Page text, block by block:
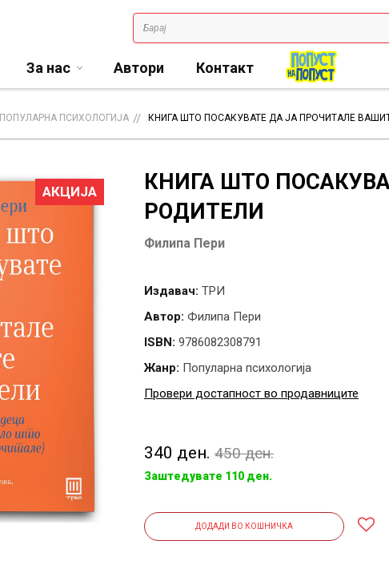
За нас Автори Контакт
ПОПУЛАРНА ПСИХОЛОГИЈА КНИГА ШТО ПОСАКУВАТЕ ДА ЈА ПРОЧИТАЛЕ
АКЦИЈА
КНИГА ШТО
РОДИТЕЛИ
Филипа Пери
Издавач: ТРИ
Автор: Филипа Пери
ISBN: 9786082308791
Жанр: Популарна психологија
Провери достапност во продавниците
340 ден. 450 ден.
Заштедувате 110 ден.
ДОДАДИ ВО КОШНИЧКА